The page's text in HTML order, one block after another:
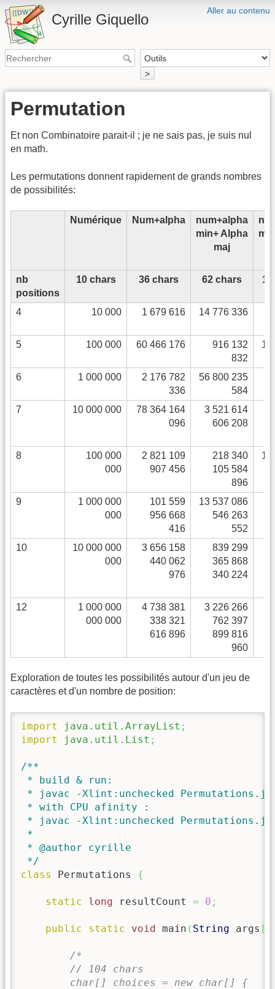
Aller au contenu
Cyrille Giquello
>
Permutation
Et non Combinatoire parait-il ; je ne sais pas, je suis nul
en math.
Les permutations donnent rapidement de grands nombres
de possibilités:
Numérique Num+alpha
num+alpha
min+ Alpha
maj
nb
positions
10 chars 36 chars 62 chars
4 10 000 1 679 616 14 776 336
5 100 000 60 466 176
916 132
832
12
6 1 000 000
2 176 782
336
56 800 235
584
7 10 000 000
78 364 164
096
3 521 614
606 208
8
100 000
000
2 821 109
907 456
218 340
105 584
896
13
9
1 000 000
000
101 559
956 668
416
13 537 086
546 263
552
10
10 000 000
000
3 656 158
440 062
976
839 299
365 868
340 224
12
1 000 000
000 000
4 738 381
338 321
616 896
3 226 266
762 397
899 816
960
Exploration de toutes les possibilités autour d'un jeu de
caractères et d'un nombre de position:
import java.util.ArrayList ;
import
java.util.List ;
/**
* build & run:
* javac -Xlint:unchecked
* with CPU afinity :
* javac -Xlint:unchecked
*
* @author cyrille
*/
class
Permutations {
static long resultCount = 0 ;
public static void main ( String args [
/*
        // 104 chars
        char[] choices = new char[] {